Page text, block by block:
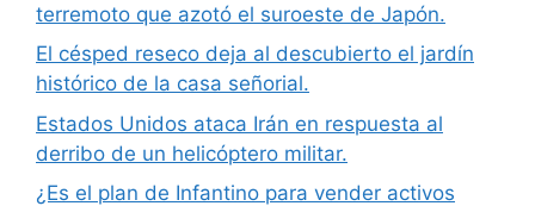
terremoto que azotó el suroeste de Japón.
El césped reseco deja al descubierto el jardín
histórico de la casa señorial.
Estados Unidos ataca Irán en respuesta al
derribo de un helicóptero militar.
¿Es el plan de Infantino para vender activos